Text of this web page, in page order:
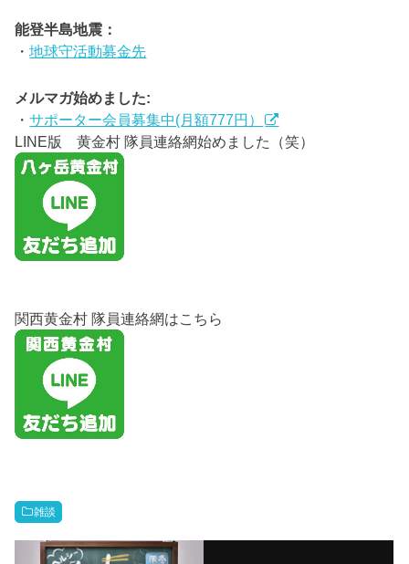
能登半島地震：
・地球守活動募金先
メルマガ始めました:
・サポーター会員募集中(月額777円）
LINE版 黄金村 隊員連絡網始めました（笑）
関西黄金村 隊員連絡網はこちら
雑談